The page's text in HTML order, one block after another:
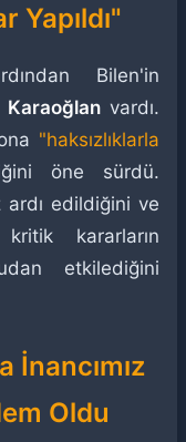
Yapıldı"
Bilen'in
Karaoğlan vardı.
"haksızlıklarla
öne sürdü.
ardı edildiğini ve
kararların
etkilediğini
İnancımız
Oldu